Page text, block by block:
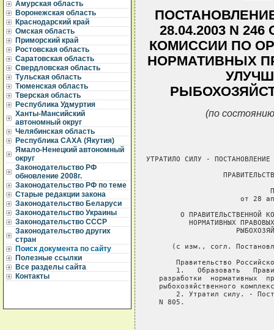
Амурская область
Воронежская область
Краснодарский край
Омская область
Приморский край
Ростовская область
Саратовская область
Свердловская область
Тульская область
Тюменская область
Тверская область
Республика Удмуртия
Ханты-Мансийский
автономный округ
Челябинская область
Республика САХА (Якутия)
Ямало-Ненецкий автономный
округ
Законодательство РФ
обновление 2008г.
Законодательство РФ по теме
Старые редакции закона
Законодательство Беларуси
Законодательство Украины
Законодательство СССР
Законодательство других
стран
Поиск документа по сайту
Полезные ссылки
Все разделы сайта
Контакты
28.04.2003 N
КОМИССИИ ПО
НОРМАТИВНЫХ
(по
УТРАТИЛО СИЛУ -
от 28
О ПРАВИТЕЛЬСТВЕННОЙ
НОРМАТИВНЫХ
(с изм., согл.
Правительство
1.   Образовать
разработки  нормативных
рыбохозяйственного
2. Утратил силу. -
   N 805.